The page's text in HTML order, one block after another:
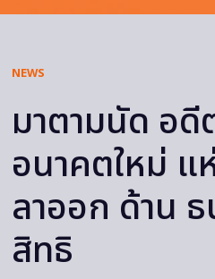
NEWS
มาตามนัด อ
อนาคตใหม่
ลาออก ด้าน
สิทธิ